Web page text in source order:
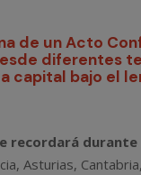
de un Acto
diferentes
capital bajo el
recordará
Asturias,